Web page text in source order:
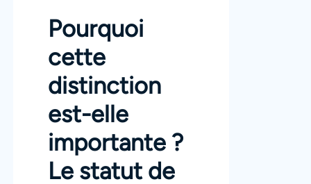
Pourquoi
cette
distinction
est-elle
importante ?
Le statut de